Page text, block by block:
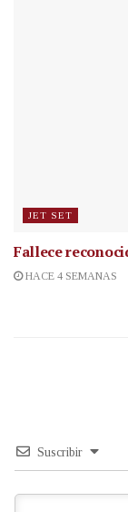
JET SET
Fallece
HACE 4 SEMANAS
Suscribir